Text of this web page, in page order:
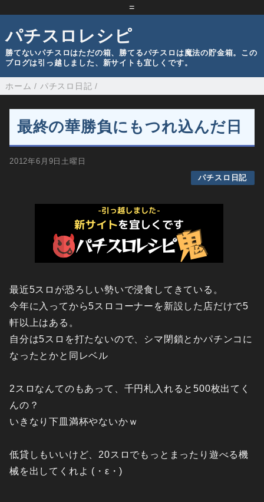
=
パチスロレシピ
勝てないパチスロはただの箱、勝てるパチスロは魔法の貯金箱。この
ブログは引っ越しました、新サイトも宜しくです。
ホーム / パチスロ日記 /
最終の華勝負にもつれ込んだ日
2012年6月9日土曜日
パチスロ日記
最近5スロが恐ろしい勢いで浸食してきている。
今年に入ってから5スロコーナーを新設した店だけで5
軒以上はある。
自分は5スロを打たないので、シマ閉鎖とかパチンコに
なったとかと同レベル
2スロなんてのもあって、千円札入れると500枚出てく
んの？
いきなり下皿満杯やないかｗ
低貸しもいいけど、20スロでもっとまったり遊べる機
械を出してくれよ (・ε・)